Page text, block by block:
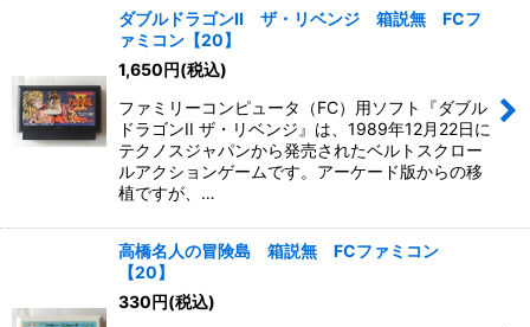
ダブルドラゴンII ザ・リベンジ 箱説無 FCフ
ァミコン【20】
1,650円(税込)
ファミリーコンピュータ（FC）用ソフト『ダブル
ドラゴンII ザ・リベンジ』は、1989年12月22日に
テクノスジャパンから発売されたベルトスクロー
ルアクションゲームです。アーケード版からの移
植ですが、…
高橋名人の冒険島 箱説無 FCファミコン
【20】
330円(税込)